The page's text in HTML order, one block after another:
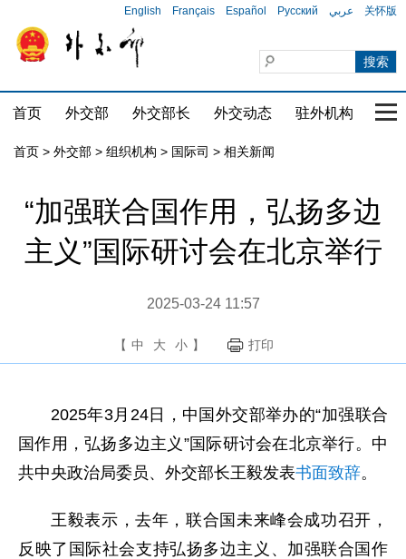
English Français Español Русский عربي 关怀版
首页 外交部 外交部长 外交动态 驻外机构 国
首页 > 外交部 > 组织机构 > 国际司 > 相关新闻
“加强联合国作用，弘扬多边
主义”国际研讨会在北京举行
2025-03-24 11:57
【 中 大 小 】 打印
2025年3月24日，中国外交部举办的“加强联合
国作用，弘扬多边主义”国际研讨会在北京举行。中
共中央政治局委员、外交部长王毅发表书面致辞。
王毅表示，去年，联合国未来峰会成功召开，
反映了国际社会支持弘扬多边主义、加强联合国作